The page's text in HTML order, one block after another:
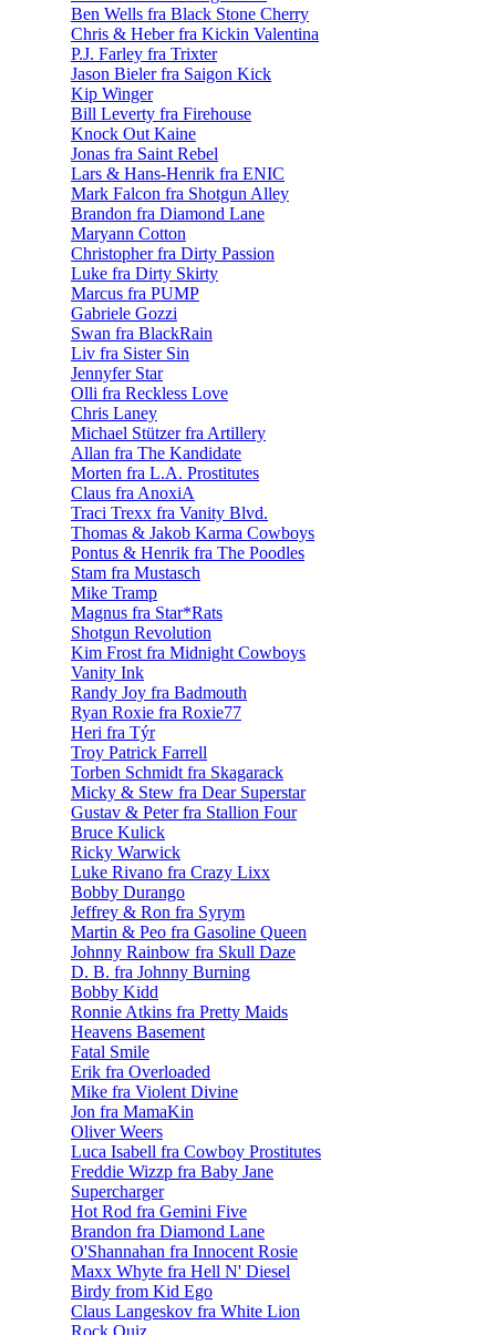
Ben Wells fra Black Stone Cherry
Chris & Heber fra Kickin Valentina
P.J. Farley fra Trixter
Jason Bieler fra Saigon Kick
Kip Winger
Bill Leverty fra Firehouse
Knock Out Kaine
Jonas fra Saint Rebel
Lars & Hans-Henrik fra ENIC
Mark Falcon fra Shotgun Alley
Brandon fra Diamond Lane
Maryann Cotton
Christopher fra Dirty Passion
Luke fra Dirty Skirty
Marcus fra PUMP
Gabriele Gozzi
Swan fra BlackRain
Liv fra Sister Sin
Jennyfer Star
Olli fra Reckless Love
Chris Laney
Michael Stützer fra Artillery
Allan fra The Kandidate
Morten fra L.A. Prostitutes
Claus fra AnoxiA
Traci Trexx fra Vanity Blvd.
Thomas & Jakob Karma Cowboys
Pontus & Henrik fra The Poodles
Stam fra Mustasch
Mike Tramp
Magnus fra Star*Rats
Shotgun Revolution
Kim Frost fra Midnight Cowboys
Vanity Ink
Randy Joy fra Badmouth
Ryan Roxie fra Roxie77
Heri fra Týr
Troy Patrick Farrell
Torben Schmidt fra Skagarack
Micky & Stew fra Dear Superstar
Gustav & Peter fra Stallion Four
Bruce Kulick
Ricky Warwick
Luke Rivano fra Crazy Lixx
Bobby Durango
Jeffrey & Ron fra Syrym
Martin & Peo fra Gasoline Queen
Johnny Rainbow fra Skull Daze
D. B. fra Johnny Burning
Bobby Kidd
Ronnie Atkins fra Pretty Maids
Heavens Basement
Fatal Smile
Erik fra Overloaded
Mike fra Violent Divine
Jon fra MamaKin
Oliver Weers
Luca Isabell fra Cowboy Prostitutes
Freddie Wizzp fra Baby Jane
Supercharger
Hot Rod fra Gemini Five
Brandon fra Diamond Lane
O'Shannahan fra Innocent Rosie
Maxx Whyte fra Hell N' Diesel
Birdy from Kid Ego
Claus Langeskov fra White Lion
Rock Quiz